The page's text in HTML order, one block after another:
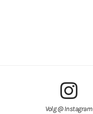
Volg @ Instagram